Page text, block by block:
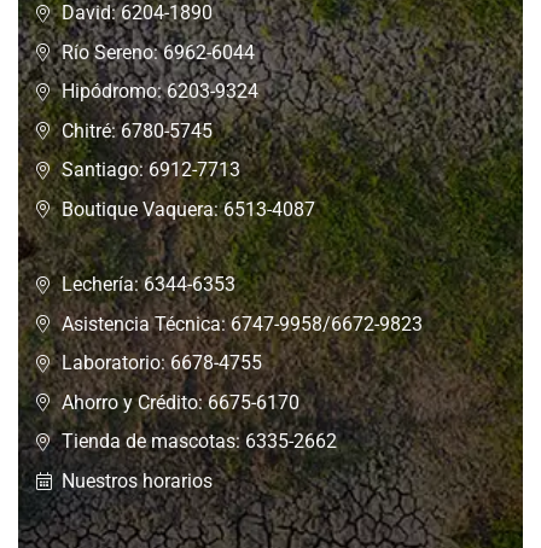
David: 6204-1890
Río Sereno: 6962-6044
Hipódromo: 6203-9324
Chitré: 6780-5745
Santiago: 6912-7713
Boutique Vaquera: 6513-4087
Lechería: 6344-6353
Asistencia Técnica: 6747-9958/6672-9823
Laboratorio: 6678-4755
Ahorro y Crédito: 6675-6170
Tienda de mascotas: 6335-2662
Nuestros horarios